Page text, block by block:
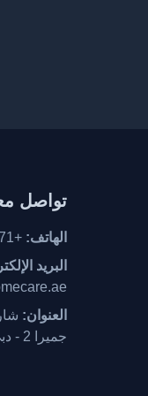
تواصل
الهاتف: +971 48985444
البريد
العنوان:
جميرا 2 - دبي - الإمارات العربية المتحدة